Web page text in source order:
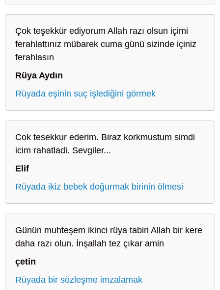
Çok teşekkür ediyorum Allah razı olsun içimi
ferahlattınız mübarek cuma günü sizinde içiniz
ferahlasın
Rüya Aydın
Rüyada eşinin suç işlediğini görmek
Cok tesekkur ederim. Biraz korkmustum simdi
icim rahatladi. Sevgiler...
Elif
Rüyada ikiz bebek doğurmak birinin ölmesi
Günün muhteşem ikinci rüya tabiri Allah bir kere
daha razı olun. İnşallah tez çıkar amin
çetin
Rüyada bir sözleşme imzalamak